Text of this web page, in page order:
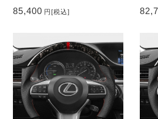
マーク無し CEEHOR-
85,400 円[税込]
ク有